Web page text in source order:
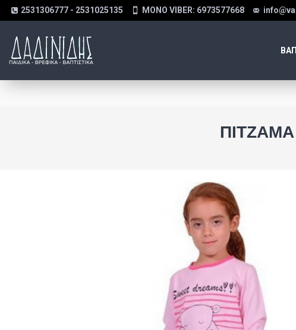
2531306777 - 2531025135 MONO VIBER: 6973577668
ΠΙΤΖΆΜΑ